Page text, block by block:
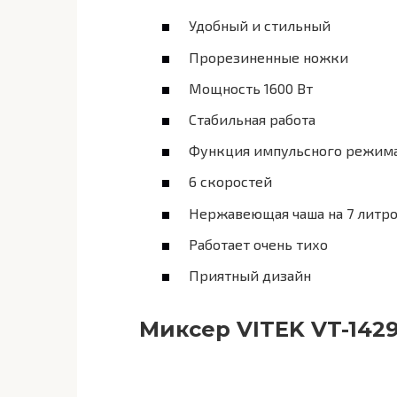
Удобный и стильный
Прорезиненные ножки
Мощность 1600 Вт
Стабильная работа
Функция импульсного
6 скоростей
Нержавеющая чаша на 7
Работает очень тихо
Приятный дизайн
Миксер VITEK VT-